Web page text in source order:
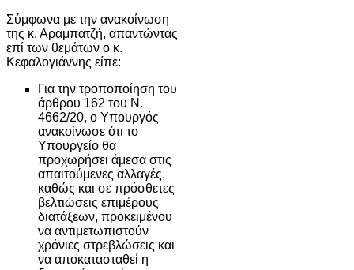
Σύμφωνα με την ανακοίνωση
της κ. Αραμπατζή, απαντώντας
επί των θεμάτων ο κ.
Κεφαλογιάννης είπε:
Για την τροποποίηση του
άρθρου 162 του Ν.
4662/20, ο Υπουργός
ανακοίνωσε ότι το
Υπουργείο θα
προχωρήσει άμεσα στις
απαιτούμενες αλλαγές,
καθώς και σε πρόσθετες
βελτιώσεις επιμέρους
διατάξεων, προκειμένου
να αντιμετωπιστούν
χρόνιες στρεβλώσεις και
να αποκατασταθεί η